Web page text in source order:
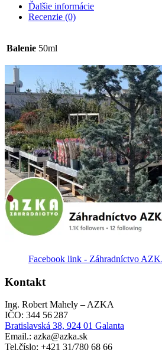
Ďalšie informácie
Recenzie (0)
Balenie 50ml
Facebook link - Záhradníctvo
Kontakt
Ing. Robert Mahely – AZKA
IČO: 344 56 287
Bratislavská 38, 924 01 Galanta
Email.: azka@azka.sk
Tel.číslo: +421 31/780 68 66